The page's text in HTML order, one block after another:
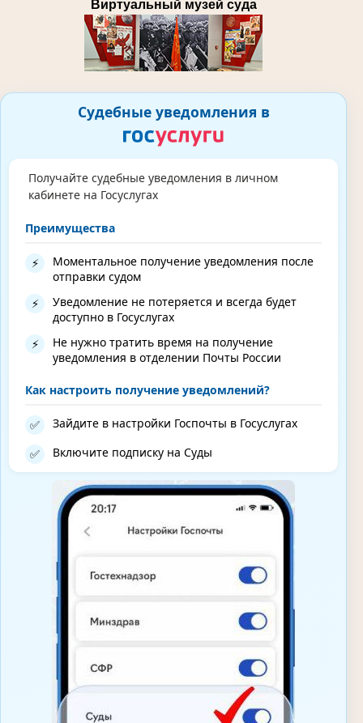
Виртуальный музей суда
Судебные уведомления в
Получайте судебные уведомления в личном
кабинете на Госуслугах
Преимущества
⚡
Моментальное получение уведомления после
отправки судом
⚡
Уведомление не потеряется и всегда будет
доступно в Госуслугах
⚡
Не нужно тратить время на получение
уведомления в отделении Почты России
Как настроить получение уведомлений?
✅ Зайдите в настройки Госпочты в Госуслугах
✅ Включите подписку на Суды